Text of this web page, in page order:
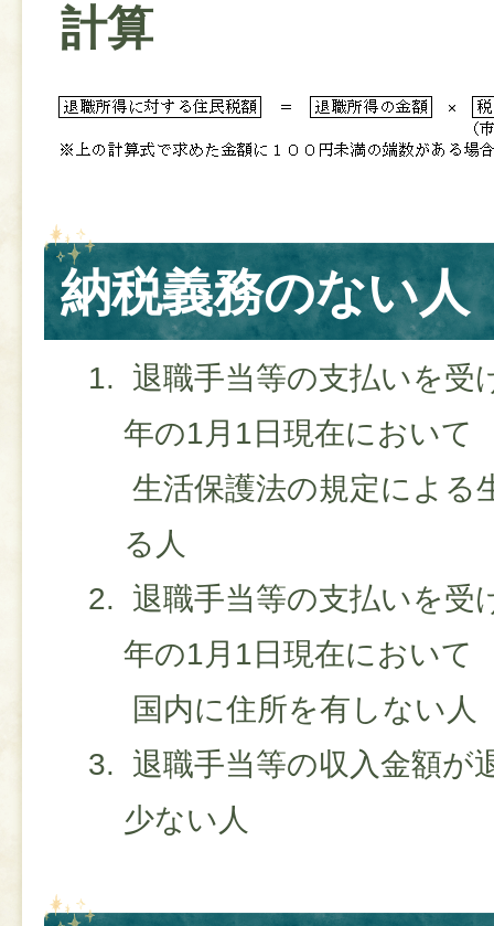
計算
納税義務のない人
退職手当等の支払いを受
年の1月1日現在において
生活保護法の規定による
る人
退職手当等の支払いを受
年の1月1日現在において
国内に住所を有しない人
退職手当等の収入金額が
少ない人